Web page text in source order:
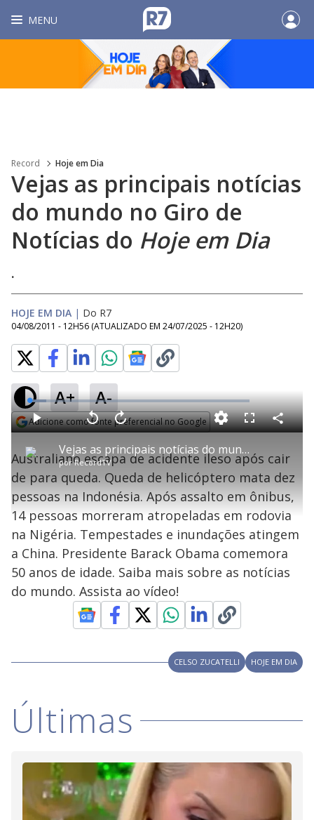
MENU
Record Hoje em Dia
Vejas as principais notícias
do mundo no Giro de
Notícias do Hoje em Dia
.
HOJE EM DIA | Do R7
04/08/2011 - 12H56 (ATUALIZADO EM 24/07/2025 - 12H20)
A+ A-
Adicione como fonte preferencial no Google
P
l
a
y
V
i
d
e
o
Vejas as principais notícias do mundo no Giro de Notícias do
porRecordTV
P V
t
a
r
0
e
g
n
d
s
A
a
n
ç
a
1
s
e
u
n
o
s
M
u
L
o
a
d
e
.
6
0
%
F
s
c
e
n
C
o
a
r
i
l
a
Australiano escapa de acidente ileso após cair
de para queda. Queda de helicóptero mata dez
pessoas na Indonésia. Após assalto em ônibus,
14 pessoas morreram atropeladas em rodovia
na Nigéria. Tempestades e inundações atingem
a China. Presidente Barack Obama comemora
50 anos de idade. Saiba mais sobre as notícias
do mundo. Assista ao vídeo!
CELSO ZUCATELLI HOJE EM DIA
Últimas